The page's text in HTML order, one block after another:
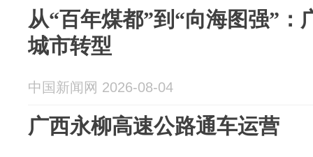
从“百年煤都”到“向海图强”：
城市转型
中国新闻网 2026-08-04
广西永柳高速公路通车运营